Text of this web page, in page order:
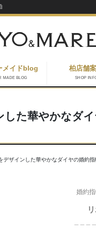
メイドblog
MADE BLOG
柏店舗
SHOP
した華やかなダ
デザインした華やかなダイヤの婚約
婚約